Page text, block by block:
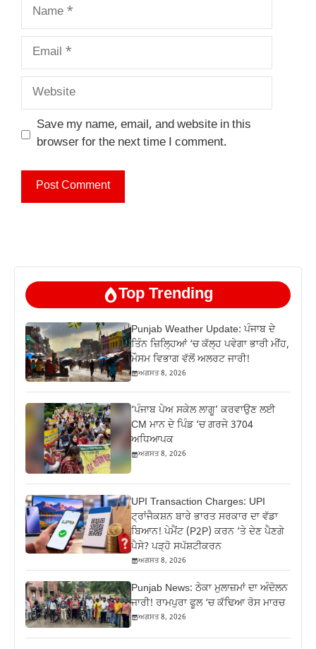
Name
Email
Website
Save my name, email, and website in this
browser for the next time I comment.
Top Trending
Punjab Weather Update: ਪੰਜਾਬ ਦੇ
ਤਿੰਨ ਜ਼‍ਿਲ੍ਹਿਆਂ ‘ਚ ਕੱਲ੍ਹ ਪਵੇਗਾ ਭਾਰੀ ਮੀਂਹ,
ਮੌਸਮ ਵਿਭਾਗ ਵੱਲੋਂ ਅਲਰਟ ਜਾਰੀ!
ਅਗਸਤ 8, 2026
‘ਪੰਜਾਬ ਪੇਅ ਸਕੇਲ ਲਾਗੂ’ ਕਰਵਾਉਣ ਲਈ
CM ਮਾਨ ਦੇ ਪਿੰਡ ‘ਚ ਗਰਜੇ 3704
ਅਧਿਆਪਕ
ਅਗਸਤ 8, 2026
UPI Transaction Charges: UPI
ਟ੍ਰਾਂਜੈਕਸ਼ਨ ਬਾਰੇ ਭਾਰਤ ਸਰਕਾਰ ਦਾ ਵੱਡਾ
ਬਿਆਨ! ਪੇਮੈਂਟ (P2P) ਕਰਨ ‘ਤੇ ਦੇਣ ਪੈਣਗੇ
ਪੈਸੇ? ਪੜ੍ਹੋ ਸਪੱਸ਼ਟੀਕਰਨ
ਅਗਸਤ 8, 2026
Punjab News: ਠੇਕਾ ਮੁਲਾਜ਼ਮਾਂ ਦਾ ਅੰਦੋਲਨ
ਜਾਰੀ! ਰਾਮਪੁਰਾ ਫੂਲ ‘ਚ ਕੱਢਿਆ ਰੋਸ ਮਾਰਚ
ਅਗਸਤ 8, 2026